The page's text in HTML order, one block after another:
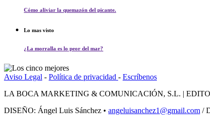
Cómo aliviar la quemazón del picante.
Lo mas visto
¿La morralla es lo peor del mar?
Aviso Legal - Política de privacidad - Escríbenos
LA BOCA MARKETING & COMUNICACIÓN, S.L. |
DISEÑO: Ángel Luis Sánchez • angeluisanchez1@gmail.com /